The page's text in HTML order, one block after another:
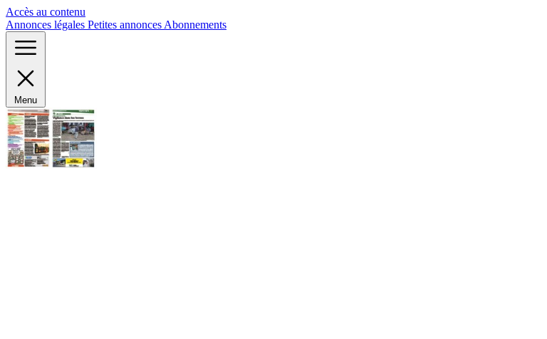
Accès au contenu
Annonces légales Petites annonces Abonnements
Menu
Panneau de gestion des cookies